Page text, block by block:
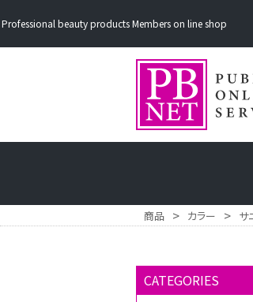
Professional beauty products Members on line shop
商品 > カラー > サ
CATEGORIES